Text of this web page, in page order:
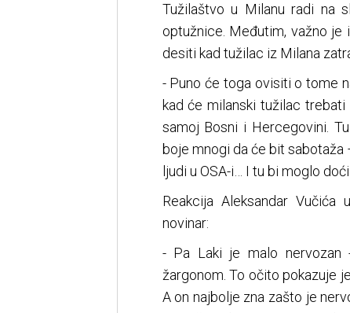
Tužilaštvo u Milanu radi na
optužnice. Međutim, važno
desiti kad tužilac iz Milana
- Puno će toga ovisiti o tome
kad će milanski tužilac
samoj Bosni i Hercegovini.
boje mnogi da će bit sabotaža
ljudi u OSA-i… I tu bi moglo
Reakcija Aleksandar
novinar:
- Pa Laki je malo nervozan
žargonom. To očito pokazuje
A on najbolje zna zašto je